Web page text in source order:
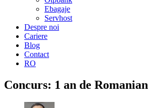
Ebagaje
Servhost
Despre noi
Cariere
Blog
Contact
RO
Concurs: 1 an de